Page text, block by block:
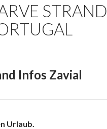
STRAND
Infos Zavial
Urlaub.